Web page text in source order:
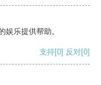
娱乐提供帮助。
支持[0] 反对[0]